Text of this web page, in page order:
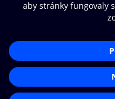
© O2 Czech Republic a.s.
Zásady zpracování
Nastavení cookies